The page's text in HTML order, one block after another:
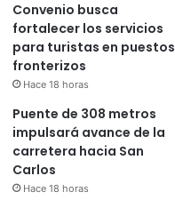
Convenio busca
fortalecer los servicios
para turistas en puestos
fronterizos
Hace 18 horas
Puente de 308 metros
impulsará avance de la
carretera hacia San
Carlos
Hace 18 horas